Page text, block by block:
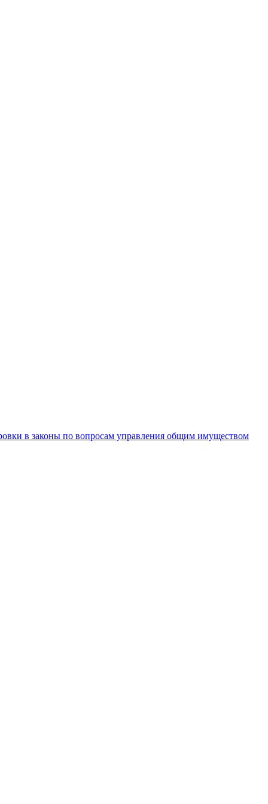
в законы по вопросам управления общим имуществом